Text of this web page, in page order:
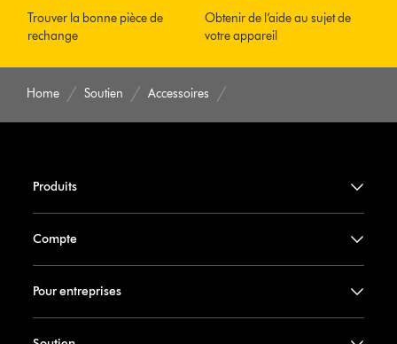
Trouver la bonne pièce de
rechange
Obtenir de l’aide au sujet de
votre appareil
Home Soutien Accessoires
Produits
Compte
Pour entreprises